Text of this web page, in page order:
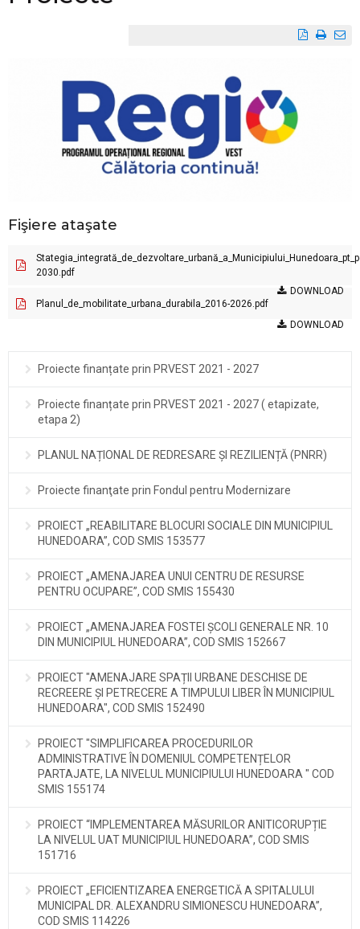
Fişiere ataşate
2030.pdf
DOWNLOAD
Planul_de_mobilitate_urbana_durabila_2016-2026.pdf
DOWNLOAD
Proiecte finanțate prin PRVEST 2021 - 2027
Proiecte finanțate prin PRVEST 2021 - 2027 ( etapizate,
etapa 2)
PLANUL NAȚIONAL DE REDRESARE ȘI REZILIENȚĂ (PNRR)
Proiecte finanţate prin Fondul pentru Modernizare
PROIECT „REABILITARE BLOCURI SOCIALE DIN MUNICIPIUL
HUNEDOARA”, COD SMIS 153577
PROIECT „AMENAJAREA UNUI CENTRU DE RESURSE
PENTRU OCUPARE”, COD SMIS 155430
PROIECT „AMENAJAREA FOSTEI ȘCOLI GENERALE NR. 10
DIN MUNICIPIUL HUNEDOARA”, COD SMIS 152667
PROIECT "AMENAJARE SPAȚII URBANE DESCHISE DE
RECREERE ȘI PETRECERE A TIMPULUI LIBER ÎN MUNICIPIUL
HUNEDOARA", COD SMIS 152490
PROIECT "SIMPLIFICAREA PROCEDURILOR
ADMINISTRATIVE ÎN DOMENIUL COMPETENȚELOR
PARTAJATE, LA NIVELUL MUNICIPIULUI HUNEDOARA " COD
SMIS 155174
PROIECT “IMPLEMENTAREA MĂSURILOR ANITICORUPȚIE
LA NIVELUL UAT MUNICIPIUL HUNEDOARA”, COD SMIS
151716
PROIECT „EFICIENTIZAREA ENERGETICĂ A SPITALULUI
MUNICIPAL DR. ALEXANDRU SIMIONESCU HUNEDOARA”,
COD SMIS 114226